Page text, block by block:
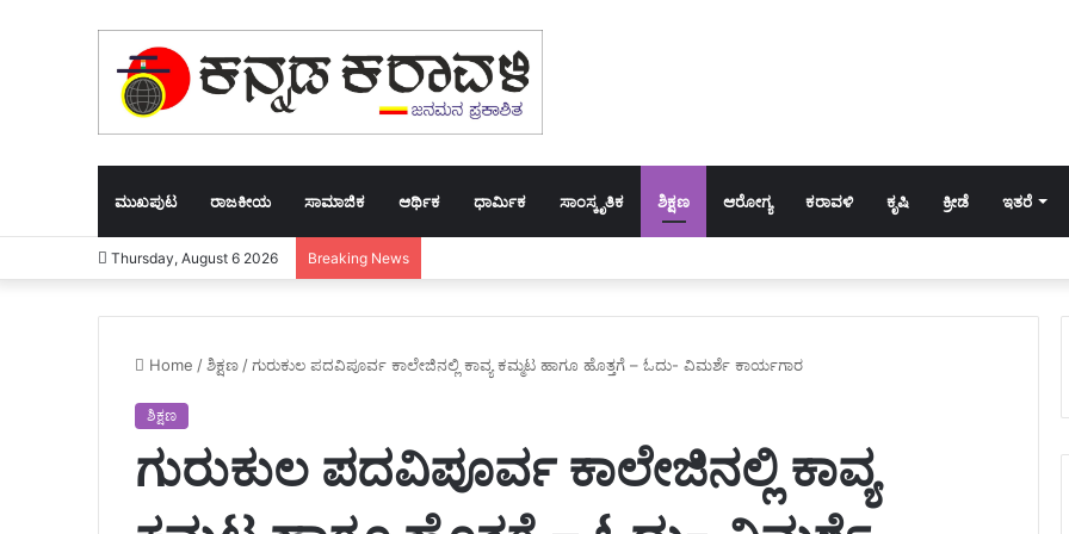
ಮುಖಪುಟ ರಾಜಕೀಯ ಸಾಮಾಜಿಕ ಆರ್ಥಿಕ ಧಾರ್ಮಿಕ ಸಾಂಸ್ಕೃತಿಕ ಶಿಕ್ಷಣ ಆರೋಗ್ಯ ಕರಾವಳಿ ಕೃಷಿ ಕ್ರೀಡೆ ಇತರೆ
Thursday, August 6 2026 Breaking News
Home / ಶಿಕ್ಷಣ / ಗುರುಕುಲ ಪದವಿಪೂರ್ವ ಕಾಲೇಜಿನಲ್ಲಿ ಕಾವ್ಯ ಕಮ್ಮಟ ಹಾಗೂ ಹೊತ್ತಗೆ – ಓದು- ವಿಮರ್ಶೆ ಕಾರ್ಯಗಾರ
ಶಿಕ್ಷಣ
ಗುರುಕುಲ ಪದವಿಪೂರ್ವ ಕಾಲೇಜಿನಲ್ಲಿ ಕಾವ್ಯ